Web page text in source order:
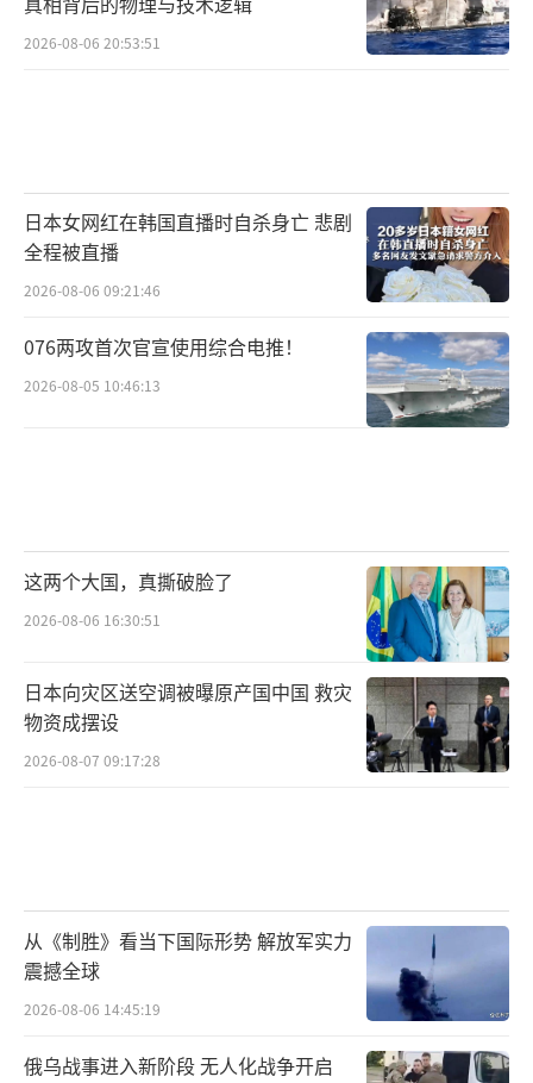
2026-08-06 20:53:51
日本女网红在韩国直播时自杀身亡 悲剧
全程被直播
2026-08-06 09:21:46
076两攻首次官宣使用综合电推！
2026-08-05 10:46:13
这两个大国，真撕破脸了
2026-08-06 16:30:51
日本向灾区送空调被曝原产国中国 救灾
物资成摆设
2026-08-07 09:17:28
从《制胜》看当下国际形势 解放军实力
震撼全球
2026-08-06 14:45:19
俄乌战事进入新阶段 无人化战争开启